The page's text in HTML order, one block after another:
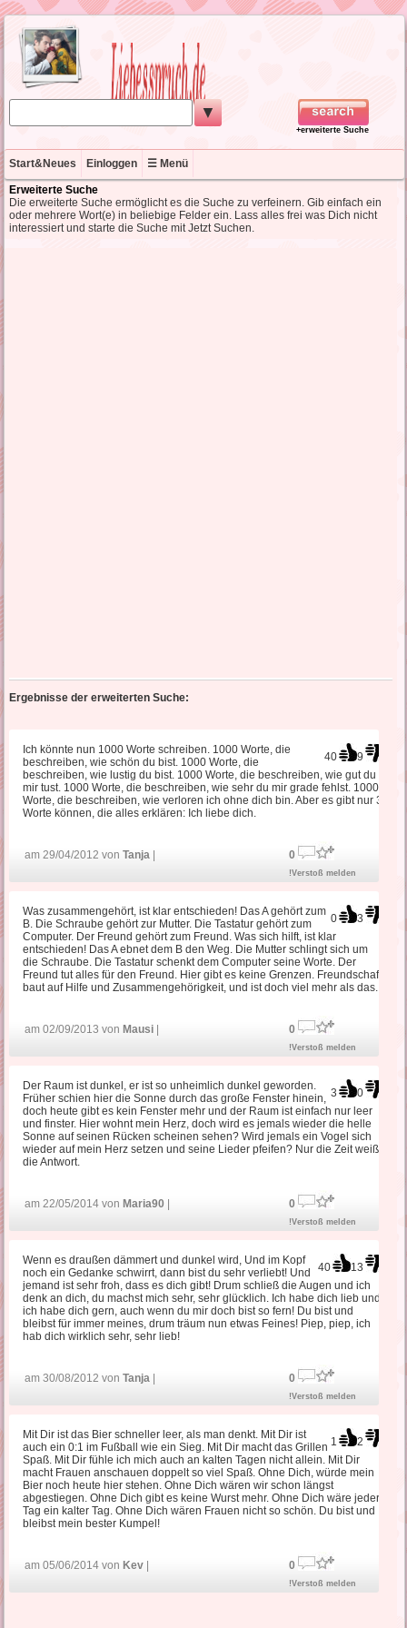
▼
+erweiterte Suche
Start&Neues Einloggen ☰ Menü
Erweiterte Suche
Die erweiterte Suche ermöglicht es die Suche zu verfeinern. Gib einfach ein
oder mehrere Wort(e) in beliebige Felder ein. Lass alles frei was Dich nicht
interessiert und starte die Suche mit Jetzt Suchen.
Ergebnisse der erweiterten Suche:
40 9
Ich könnte nun 1000 Worte schreiben. 1000 Worte, die
beschreiben, wie schön du bist. 1000 Worte, die
beschreiben, wie lustig du bist. 1000 Worte, die beschreiben, wie gut du
mir tust. 1000 Worte, die beschreiben, wie sehr du mir grade fehlst. 1000
Worte, die beschreiben, wie verloren ich ohne dich bin. Aber es gibt nur 3
Worte können, die alles erklären: Ich liebe dich.
am 29/04/2012 vonTanja 0
!Verstoß melden
0 3
Was zusammengehört, ist klar entschieden! Das A gehört zum
B. Die Schraube gehört zur Mutter. Die Tastatur gehört zum
Computer. Der Freund gehört zum Freund. Was sich hilft, ist klar
entschieden! Das A ebnet dem B den Weg. Die Mutter schlingt sich um
die Schraube. Die Tastatur schenkt dem Computer seine Worte. Der
Freund tut alles für den Freund. Hier gibt es keine Grenzen. Freundschaft
baut auf Hilfe und Zusammengehörigkeit, und ist doch viel mehr als das.
am 02/09/2013 von Mausi 0
!Verstoß melden
3 0
Der Raum ist dunkel, er ist so unheimlich dunkel geworden.
Früher schien hier die Sonne durch das große Fenster hinein,
doch heute gibt es kein Fenster mehr und der Raum ist einfach nur leer
und finster. Hier wohnt mein Herz, doch wird es jemals wieder die helle
Sonne auf seinen Rücken scheinen sehen? Wird jemals ein Vogel sich
wieder auf mein Herz setzen und seine Lieder pfeifen? Nur die Zeit weiß
die Antwort.
am 22/05/2014 von Maria90 0
!Verstoß melden
40 13
Wenn es draußen dämmert und dunkel wird, Und im Kopf
noch ein Gedanke schwirrt, dann bist du sehr verliebt! Und
jemand ist sehr froh, dass es dich gibt! Drum schließ die Augen und ich
denk an dich, du machst mich sehr, sehr glücklich. Ich habe dich lieb und
ich habe dich gern, auch wenn du mir doch bist so fern! Du bist und
bleibst für immer meines, drum träum nun etwas Feines! Piep, piep, ich
hab dich wirklich sehr, sehr lieb!
am 30/08/2012 vonTanja 0
!Verstoß melden
1 2
Mit Dir ist das Bier schneller leer, als man denkt. Mit Dir ist
auch ein 0:1 im Fußball wie ein Sieg. Mit Dir macht das Grillen
Spaß. Mit Dir fühle ich mich auch an kalten Tagen nicht allein. Mit Dir
macht Frauen anschauen doppelt so viel Spaß. Ohne Dich, würde mein
Bier noch heute hier stehen. Ohne Dich wären wir schon längst
abgestiegen. Ohne Dich gibt es keine Wurst mehr. Ohne Dich wäre jeder
Tag ein kalter Tag. Ohne Dich wären Frauen nicht so schön. Du bist und
bleibst mein bester Kumpel!
am 05/06/2014 von Kev 0
!Verstoß melden